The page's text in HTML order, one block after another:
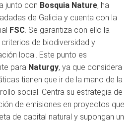
junto con Bosquia Nature, ha
de Galicia y cuenta con la
FSC. Se garantiza con ello la
de biodiversidad y
local. Este punto es
para Naturgy, ya que considera
tienen que ir de la mano de la
social. Centra su estrategia de
de emisiones en proyectos que
de capital natural y supongan un